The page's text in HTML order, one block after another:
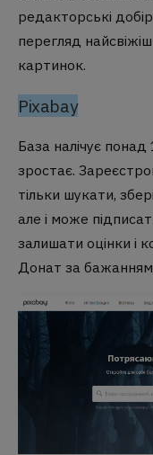
редакторські
перегляд
картинок.
Pixabay
База налічує понад
зростає.
тільки шукати,
але і може
залишати оцінки і
Донат за